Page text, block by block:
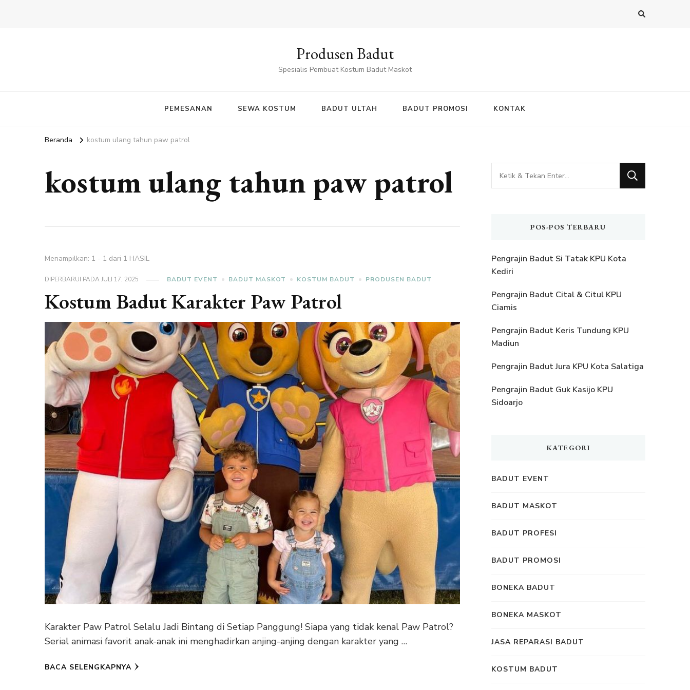
Produsen Badut
Spesialis Pembuat Kostum Badut Maskot
PEMESANAN SEWA KOSTUM BADUT ULTAH BADUT PROMOSI KONTAK
Beranda kostum ulang tahun paw patrol
kostum ulang tahun paw patrol
Menampilkan: 1 - 1 dari 1 HASIL
DIPERBARUI PADAJULI 17, 2025 BADUT EVENT BADUT MASKOT KOSTUM BADUT PRODUSEN BADUT
Kostum Badut Karakter Paw Patrol
Karakter Paw Patrol Selalu Jadi Bintang di Setiap Panggung! Siapa yang tidak kenal Paw Patrol?
Serial animasi favorit anak-anak ini menghadirkan anjing-anjing dengan karakter yang …
BACA SELENGKAPNYA
Mencari
Sesuatu?
POS-POS TERBARU
Pengrajin Badut Si Tatak KPU Kota
Kediri
Pengrajin Badut Cital & Citul KPU
Ciamis
Pengrajin Badut Keris Tundung KPU
Madiun
Pengrajin Badut Jura KPU Kota Salatiga
Pengrajin Badut Guk Kasijo KPU
Sidoarjo
KATEGORI
BADUT EVENT
BADUT MASKOT
BADUT PROFESI
BADUT PROMOSI
BONEKA BADUT
BONEKA MASKOT
JASA REPARASI BADUT
KOSTUM BADUT